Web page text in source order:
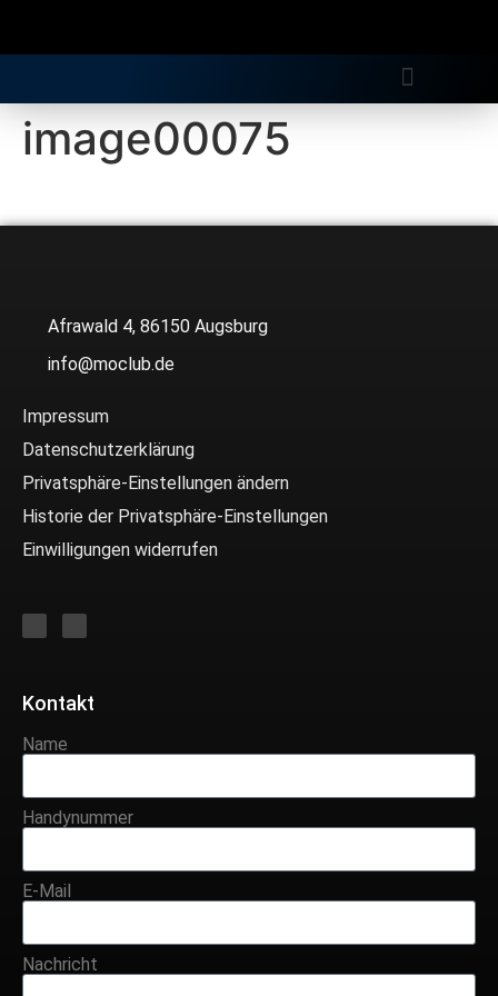
image00075
Afrawald 4, 86150 Augsburg
info@moclub.de
Impressum
Datenschutzerklärung
Privatsphäre-Einstellungen ändern
Historie der Privatsphäre-Einstellungen
Einwilligungen widerrufen
Kontakt
Name
Handynummer
E-Mail
Nachricht